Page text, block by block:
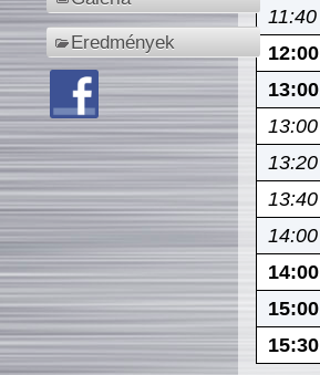
Eredmények
11:40
12:00
13:00
13:00
13:20
13:40
14:00
14:00
15:00
15:30